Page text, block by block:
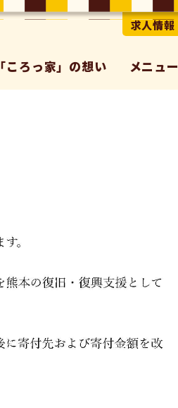
「ころっ家」の想い メニュー
求人情報